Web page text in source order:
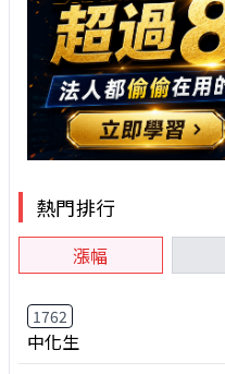
熱門排行
漲幅
1762
中化生